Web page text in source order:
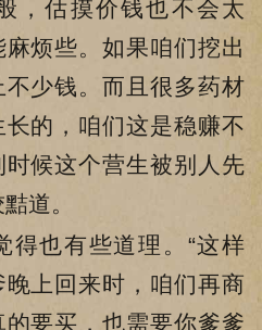
，估摸价钱也不会太
烦些。如果咱们挖出
少钱。而且很多药材
的，咱们这是稳赚不
候这个营生被别人先
道。
也有些道理。“这样
上回来时，咱们再商
要买，也需要你爹爹